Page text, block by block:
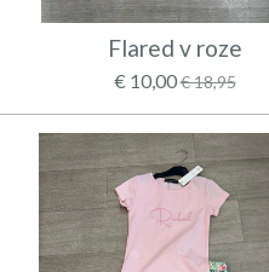
Flared v roze
€ 10,00€ 18,95